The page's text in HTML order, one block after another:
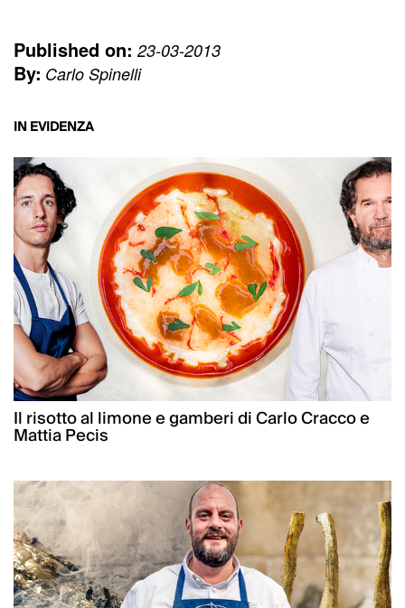
Published on: 23-03-2013
By: Carlo Spinelli
IN EVIDENZA
Il risotto al limone e gamberi di Carlo Cracco e
Mattia Pecis